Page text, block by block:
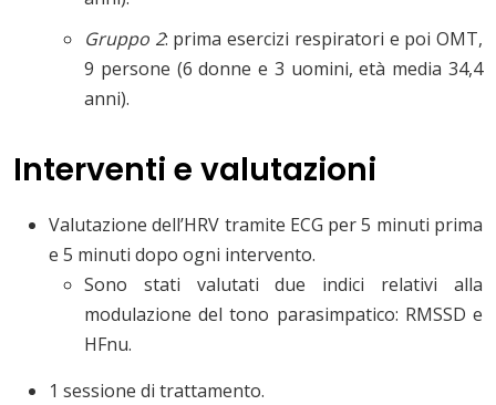
Gruppo 2: prima esercizi respiratori e poi OMT,
9 persone (6 donne e 3 uomini, età media 34,4
anni).
Interventi e valutazioni
Valutazione dell’HRV tramite ECG per 5 minuti prima
e 5 minuti dopo ogni intervento.
Sono stati valutati due indici relativi alla
modulazione del tono parasimpatico: RMSSD e
HFnu.
1 sessione di trattamento.